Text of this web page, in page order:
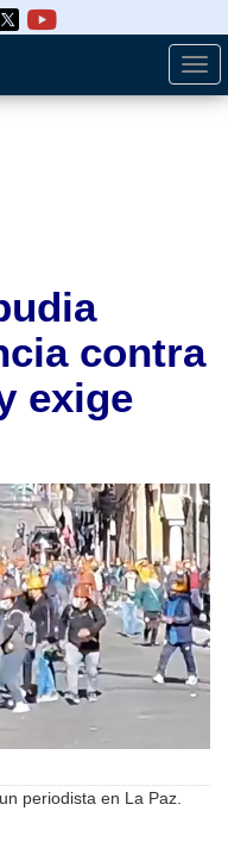
contra
exige
periodista en La Paz.